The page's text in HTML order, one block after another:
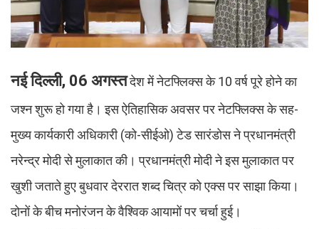
नई दिल्ली, 06 अगस्तदेश में नेटफ्लिक्स के 10 वर्ष पूरे होने का
जश्न शुरू हो गया है। इस ऐतिहासिक अवसर पर नेटफ्लिक्स के सह-
मुख्य कार्यकारी अधिकारी (को-सीईओ) टेड सारंडोस ने प्रधानमंत्री
नरेन्द्र मोदी से मुलाकात की। प्रधानमंत्री मोदी ने इस मुलाकात पर
खुशी जताते हुए बुधवार देररात शब्द चित्र को एक्स पर साझा किया।
दोनों के बीच मनोरंजन के वैश्विक आयामों पर चर्चा हुई।